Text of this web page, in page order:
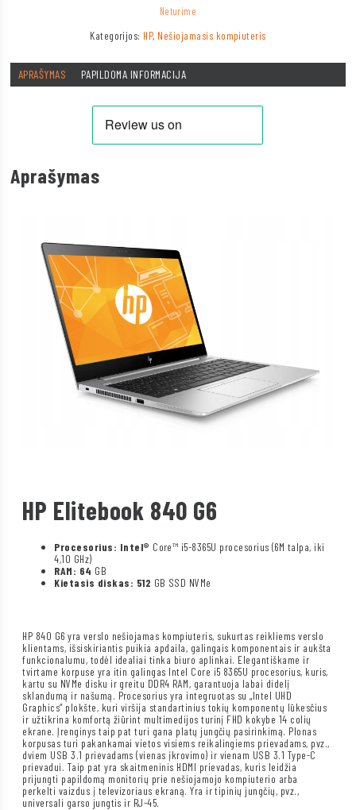
Neturime
Kategorijos: HP, Nešiojamasis kompiuteris
APRAŠYMAS PAPILDOMA INFORMACIJA
Aprašymas
HP Elitebook 840 G6
Procesorius: Intel® Core™ i5-8365U procesorius (6M talpa, iki
4,10 GHz)
RAM: 64 GB
Kietasis diskas: 512 GB SSD NVMe
HP 840 G6 yra verslo nešiojamas kompiuteris, sukurtas reikliems verslo
klientams, išsiskiriantis puikia apdaila, galingais komponentais ir aukšta
funkcionalumu, todėl idealiai tinka biuro aplinkai. Elegantiškame ir
tvirtame korpuse yra itin galingas Intel Core i5 8365U procesorius, kuris,
kartu su NVMe disku ir greitu DDR4 RAM, garantuoja labai didelį
sklandumą ir našumą. Procesorius yra integruotas su „Intel UHD
Graphics“ plokšte, kuri viršija standartinius tokių komponentų lūkesčius
ir užtikrina komfortą žiūrint multimedijos turinį FHD kokybe 14 colių
ekrane. Įrenginys taip pat turi gana platų jungčių pasirinkimą. Plonas
korpusas turi pakankamai vietos visiems reikalingiems prievadams, pvz.,
dviem USB 3.1 prievadams (vienas įkrovimo) ir vienam USB 3.1 Type-C
prievadui. Taip pat yra skaitmeninis HDMI prievadas, kuris leidžia
prijungti papildomą monitorių prie nešiojamojo kompiuterio arba
perkelti vaizdus į televizoriaus ekraną. Yra ir tipinių jungčių, pvz.,
universali garso jungtis ir RJ-45.